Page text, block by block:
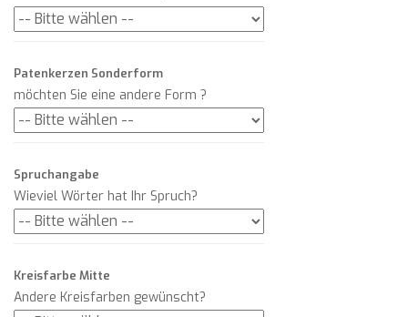
Patenkerzen Sonderform
möchten Sie eine andere Form ?
Spruchangabe
Wieviel Wörter hat Ihr Spruch?
Kreisfarbe Mitte
Andere Kreisfarben gewünscht?